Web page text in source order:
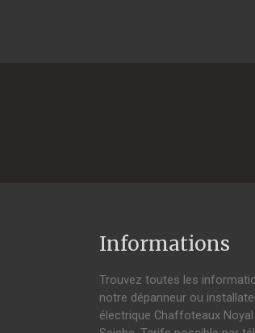
Informations
Trouvez toutes les
notre dépanneur ou
électrique Chaffoteaux